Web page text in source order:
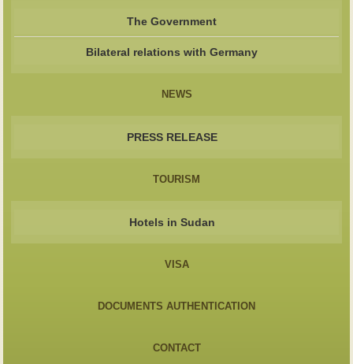
The Government
Bilateral relations with Germany
NEWS
PRESS RELEASE
TOURISM
Hotels in Sudan
VISA
DOCUMENTS AUTHENTICATION
CONTACT